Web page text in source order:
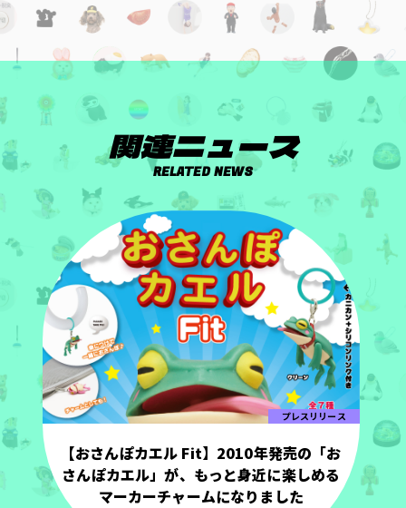
関連ニュース
RELATED NEWS
プレスリリース
【おさんぽカエル Fit】2010年発売の「お
さんぽカエル」が、もっと身近に楽しめる
マーカーチャームになりました